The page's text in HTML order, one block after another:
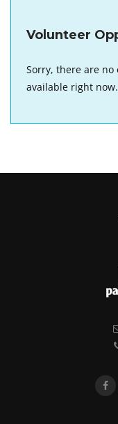
Volunteer
Sorry, there are
available right now.